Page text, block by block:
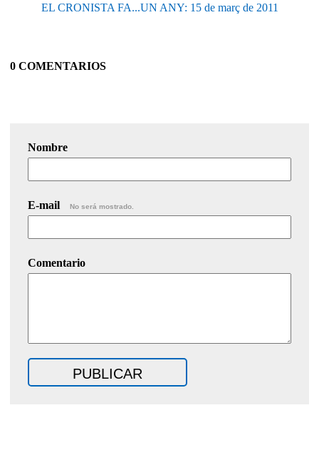
EL CRONISTA FA...UN ANY: 15 de març de 2011
0 COMENTARIOS
Nombre
E-mail No será mostrado.
Comentario